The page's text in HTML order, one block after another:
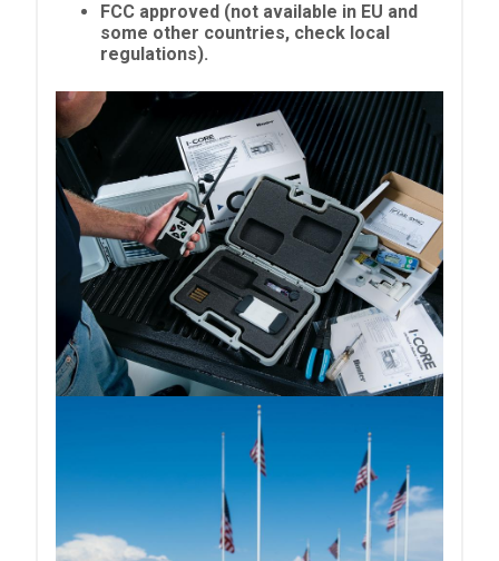
FCC approved (not available in EU and
some other countries, check local
regulations).